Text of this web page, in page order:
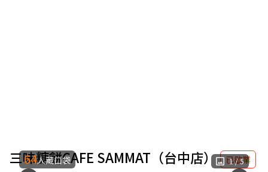
三味糖餅CAFE SAMMAT（台中店） 已歇業
1/5
64人藏口袋